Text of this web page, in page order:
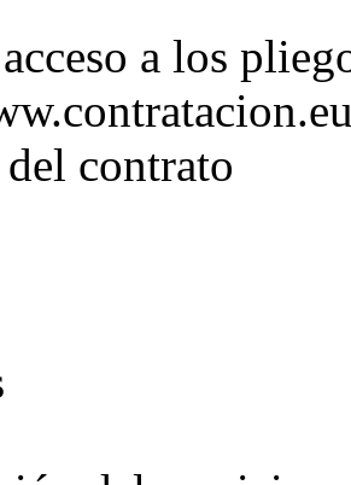
a los
contrato